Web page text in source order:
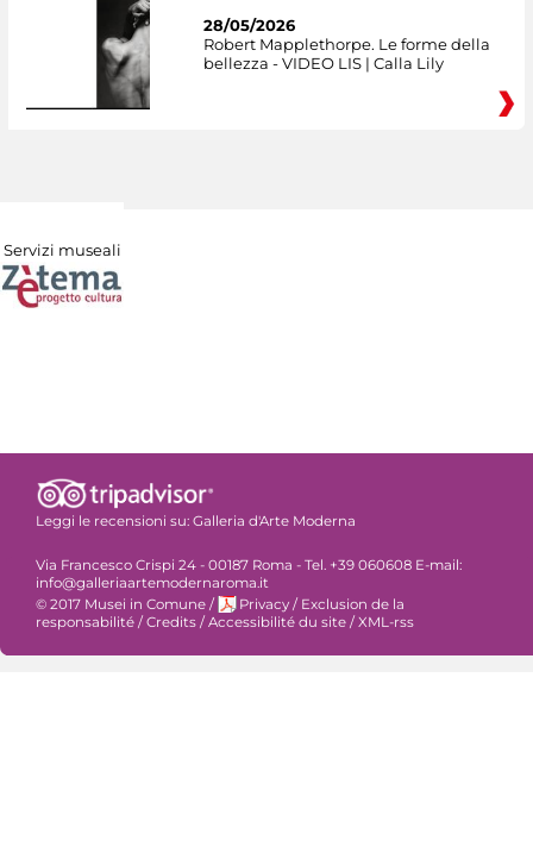
28/05/2026
Robert Mapplethorpe. Le forme della
bellezza - VIDEO LIS | Calla Lily
Servizi museali
Leggi le recensioni su: Galleria d'Arte Moderna
Via Francesco Crispi 24 - 00187 Roma - Tel. +39 060608 E-mail:
info@galleriaartemodernaroma.it
© 2017 Musei in Comune / Privacy / Exclusion de la
responsabilité / Credits / Accessibilité du site / XML-rss